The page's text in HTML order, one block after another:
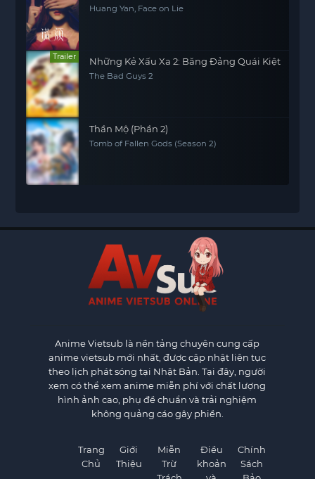
Huang Yan, Face on Lie
Trailer Những Kẻ Xấu Xa 2: Băng Đảng Quái Kiệt
The Bad Guys 2
Thần Mộ (Phần 2)
Tomb of Fallen Gods (Season 2)
Anime Vietsub là nền tảng chuyên cung cấp
anime vietsub mới nhất, được cập nhật liên tục
theo lịch phát sóng tại Nhật Bản. Tại đây, người
xem có thể xem anime miễn phí với chất lượng
hình ảnh cao, phụ đề chuẩn và trải nghiệm
không quảng cáo gây phiền.
Trang
Chủ
Giới
Thiệu
Miễn
Trừ
Điều
khoản
Chính
Sách